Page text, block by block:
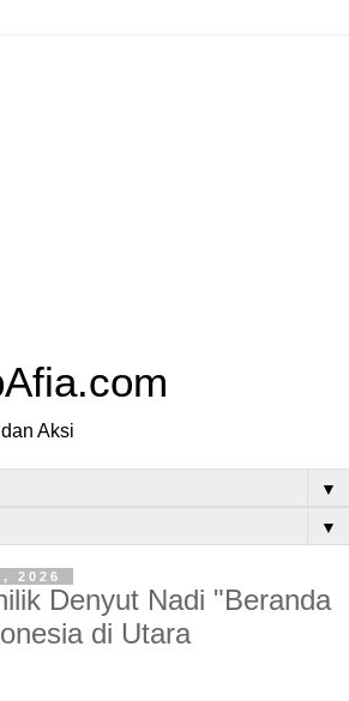
Aksi
▼
▼
2026
Denyut Nadi "Beranda
di Utara